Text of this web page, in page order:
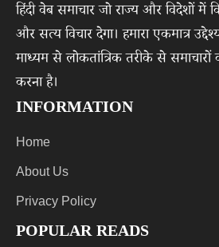
हिंदी वेब समाचार जो राज्य और विदेशों में
और सत्य विचार देगा। हमारा एकमात्र
माध्यम से लोकतांत्रिक तरीके से समाचारों
करना है।
INFORMATION
Home
About Us
Privacy Policy
POPULAR READS